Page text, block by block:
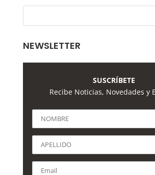
NEWSLETTER
SUSCRÍBETE
Recibe Noticias, Novedades y